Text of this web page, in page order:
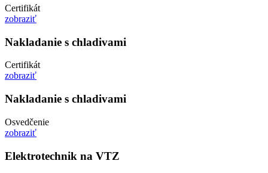
Certifikát
zobraziť
Nakladanie s chladivami
Certifikát
zobraziť
Nakladanie s chladivami
Osvedčenie
zobraziť
Elektro­technik na VTZ